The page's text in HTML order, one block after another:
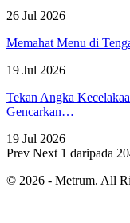
26 Jul 2026
Memahat Menu di
19 Jul 2026
Tekan Angka
Gencarkan…
19 Jul 2026
Prev Next 1 daripada
© 2026 - Metrum. All